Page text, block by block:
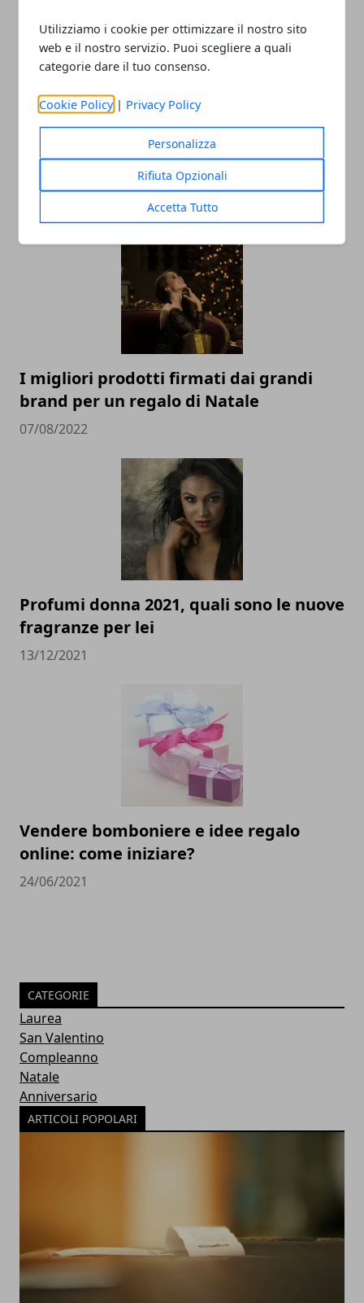
Utilizziamo i cookie per ottimizzare il nostro sito
web e il nostro servizio. Puoi scegliere a quali
categorie dare il tuo consenso.
Cookie Policy | Privacy Policy
Personalizza
Rifiuta Opzionali
Accetta Tutto
Redazione
I migliori prodotti firmati dai grandi
brand per un regalo di Natale
07/08/2022
Profumi donna 2021, quali sono le nuove
fragranze per lei
13/12/2021
Vendere bomboniere e idee regalo
online: come iniziare?
24/06/2021
CATEGORIE
Laurea
San Valentino
Compleanno
Natale
Anniversario
ARTICOLI POPOLARI